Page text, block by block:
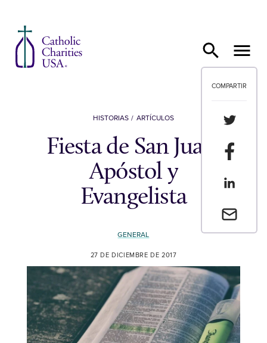
COMPARTIR
Envia un
HISTORIAS ARTÍCULOS
Fiesta de San Juan,
Apóstol y
Evangelista
GENERAL
27 DE DICIEMBRE DE 2017